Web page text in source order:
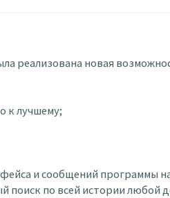
реализована новая
к лучшему;
и сообщений программы
поиск по всей истории